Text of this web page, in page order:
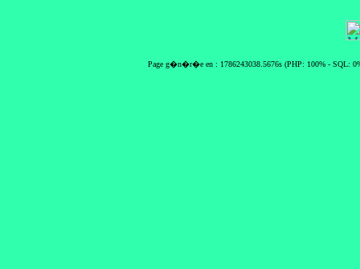
Page g�n�r�e en : 1786243038.5676s (PHP: 100% - SQL: